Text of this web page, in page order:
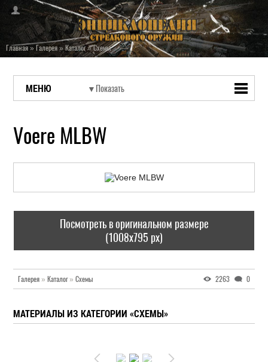
Главная»Галерея»Каталог»Схемы
МЕНЮ
Voere MLBW
Посмотреть в оригинальном размере
(1008x795 px)
Галерея » Каталог» Схемы 2263 0
МАТЕРИАЛЫ ИЗ КАТЕГОРИИ «СХЕМЫ»